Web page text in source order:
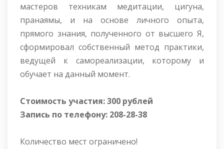
мастеров техникам медитации, цигуна,
пранаямы, и на основе личного опыта,
прямого знания, полученного от высшего Я,
сформировал собственный метод практики,
ведущей к самореализации, которому и
обучает на данный момент.
Стоимость участия: 300 рублей
Запись по телефону: 208-28-38
Количество мест ограничено!